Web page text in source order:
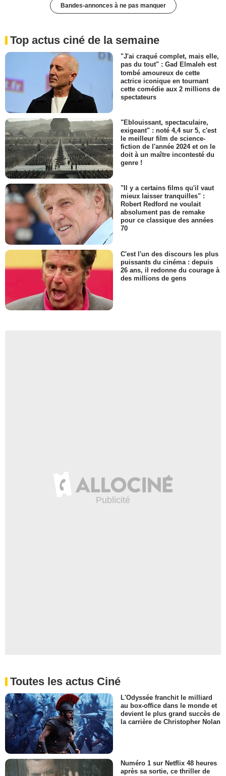
Bandes-annonces à ne pas manquer
Top actus ciné de la semaine
"J'ai craqué complet, mais elle,
pas du tout" : Gad Elmaleh est
tombé amoureux de cette
actrice iconique en tournant
cette comédie aux 2 millions de
spectateurs
"Eblouissant, spectaculaire,
exigeant" : noté 4,4 sur 5, c'est
le meilleur film de science-
fiction de l'année 2024 et on le
doit à un maître incontesté du
genre !
"Il y a certains films qu'il vaut
mieux laisser tranquilles" :
Robert Redford ne voulait
absolument pas de remake
pour ce classique des années
70
C'est l'un des discours les plus
puissants du cinéma : depuis
26 ans, il redonne du courage à
des millions de gens
Toutes les actus Ciné
L'Odyssée franchit le milliard
au box-office dans le monde et
devient le plus grand succès de
la carrière de Christopher Nolan
Numéro 1 sur Netflix 48 heures
après sa sortie, ce thriller de